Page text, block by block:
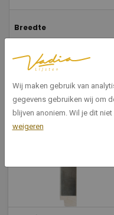
Breedte
Hoogte
Gerelateerde
Wij maken gebruik van
gegevens gebruiken wij om
blijven anoniem. Wil je dit
weigeren